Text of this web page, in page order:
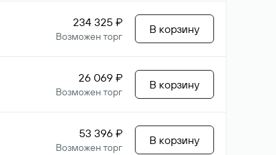
234 325 ₽
Возможен торг
В корзину
26 069 ₽
Возможен торг
В корзину
53 396 ₽
Возможен торг
В корзину